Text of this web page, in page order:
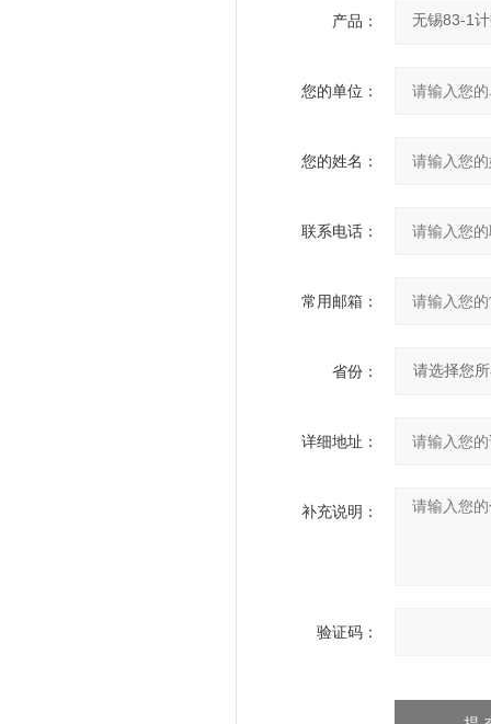
产品：
您的单位：
您的姓名：
联系电话：
常用邮箱：
省份：
详细地址：
补充说明：
验证码：